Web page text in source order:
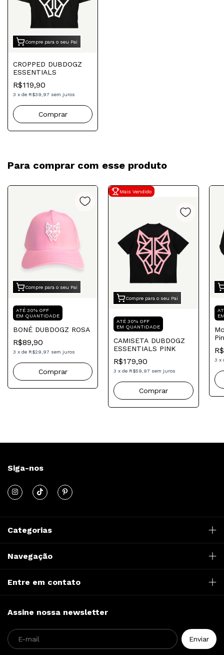
Compre para o seu Pai
CROPPED DUBDOGZ
ESSENTIALS
R$119,90
3 x de R$39,97 sem juros
Comprar
Para comprar com esse produto
Compre para o seu Pai
ATÉ 30% OFF
EM QUANTIDADE
BONÉ DUBDOGZ ROSA
R$89,90
3 x de R$29,97 sem juros
Mais Vendido
Compre para o seu Pai
ATÉ 30% OFF
EM QUANTIDADE
CAMISETA DUBDOGZ
ESSENTIALS PINK
R$179,90
3 xde R$59,97 sem juros
Comprar
3 x
Siga-nos
Categorias
Navegação
Entre em contato
Assine nossa newsletter